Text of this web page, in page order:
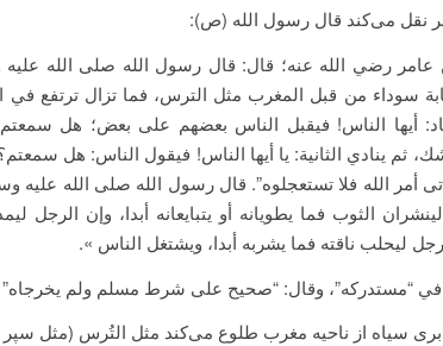
نقل می‌کند قال رسول الله (ص):
رضي الله عنه؛ قال: قال رسول الله صلى الله
سوداء من قبل المغرب مثل الترس، فما تزال ترتفع في
أيها الناس! فيقبل الناس بعضهم على بعض؛ هل
ثم ينادي الثانية: يا أيها الناس! فيقول الناس: هل
أمر الله فلا تستعجلوه”. قال رسول الله صلى الله عليه
الثوب فما يطويانه أو يتبايعانه أبدا، وإن
ليحلب ناقته فما يشربه أبدا، ويشتغل الناس ».
في “مستدركه”، وقال: “صحيح على شرط مسلم ولم يخرجاه”
سیاه از ناحیه مغرب طلوع می‌کند مثل التُرس‏ (مثل